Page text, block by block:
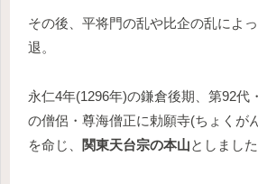
その後、平将門の乱や比企の乱によ
退。
永仁4年(1296年)の鎌倉後期、第92代
の僧侶・尊海僧正に勅願寺(ちょくが
を命じ、
関東天台宗の本山としました